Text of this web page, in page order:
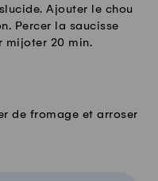
Ajouter le chou
Percer la saucisse
mijoter 20 min.
de fromage et arroser